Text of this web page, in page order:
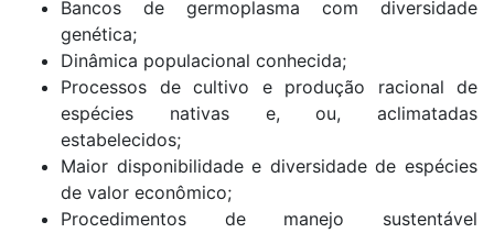
Bancos de germoplasma com diversidade
genética;
Dinâmica populacional conhecida;
Processos de cultivo e produção racional de
espécies nativas e, ou, aclimatadas
estabelecidos;
Maior disponibilidade e diversidade de espécies
de valor econômico;
Procedimentos de manejo sustentável